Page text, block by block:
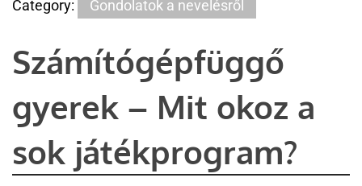
Category: Gondolatok a nevelésről
Számítógépfüggő
gyerek – Mit okoz a
sok játékprogram?